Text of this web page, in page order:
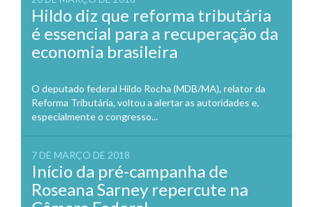
Hildo diz que reforma tributária
é essencial para a recuperação da
economia brasileira
O deputado federal Hildo Rocha (MDB/MA), relator da
Reforma Tributária, voltou a alertar as autoridades e,
especialmente o congresso...
7 DE MARÇO DE 2018
Início da pré-campanha de
Roseana Sarney repercute na